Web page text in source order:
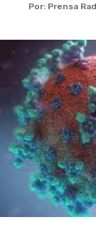
Por: Prensa